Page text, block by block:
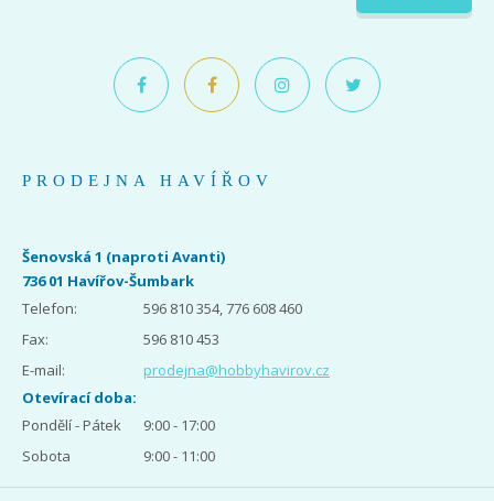
PRODEJNA HAVÍŘOV
Šenovská 1 (naproti Avanti)
736 01 Havířov-Šumbark
Telefon:
596 810 354, 776 608 460
Fax:
596 810 453
E-mail:
prodejna@hobbyhavirov.cz
Otevírací doba:
Pondělí - Pátek
9:00 - 17:00
Sobota
9:00 - 11:00